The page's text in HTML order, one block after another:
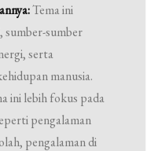
Tema ini
sumber-sumber
serta
manusia.
ini lebih fokus pada
pengalaman
pengalaman di